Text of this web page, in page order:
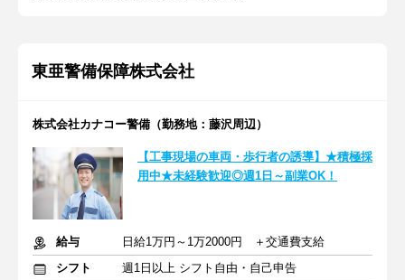
東亜警備保障株式会社
株式会社カナコー警備（勤務地：藤沢周辺）
【工事現場の車両・歩行者の誘導】★積極採
用中★未経験歓迎◎週1日～副業OK！
給与
日給1万円～1万2000円 ＋交通費支給
シフト
週1日以上 シフト自由・自己申告